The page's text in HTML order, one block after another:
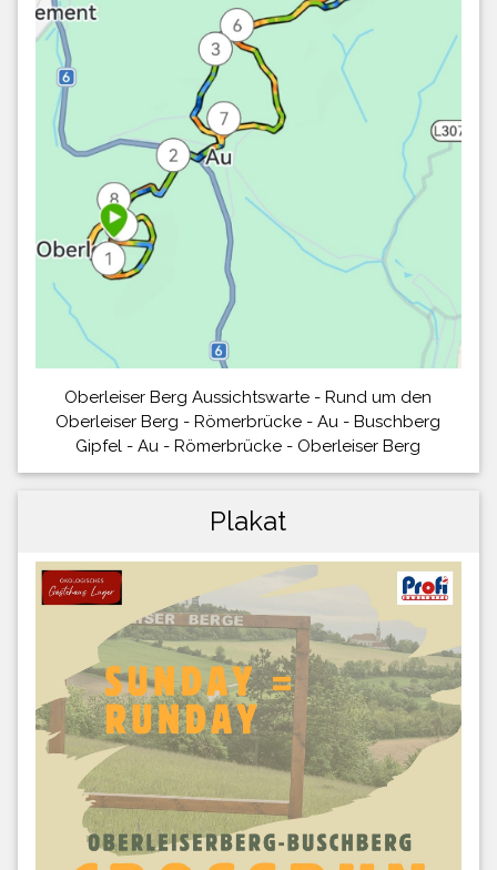
Oberleiser Berg Aussichtswarte - Rund um den
Oberleiser Berg - Römerbrücke - Au - Buschberg
Gipfel - Au - Römerbrücke - Oberleiser Berg
Plakat